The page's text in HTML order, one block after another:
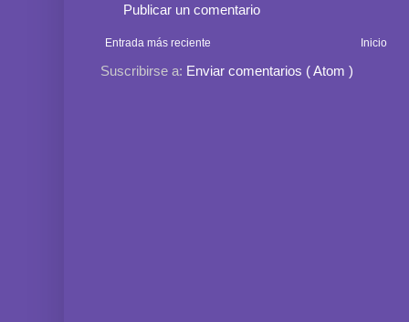
Publicar un comentario
Entrada más reciente Inicio
Suscribirse a: Enviar comentarios ( Atom )